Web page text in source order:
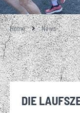
Home News
DIE